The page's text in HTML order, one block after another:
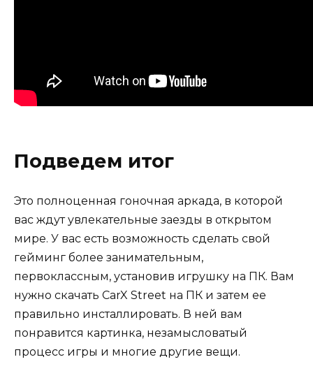
Подведем итог
Это полноценная гоночная аркада, в которой
вас ждут увлекательные заезды в открытом
мире. У вас есть возможность сделать свой
гейминг более занимательным,
первоклассным, установив игрушку на ПК. Вам
нужно скачать CarX Street на ПК и затем ее
правильно инсталлировать. В ней вам
понравится картинка, незамысловатый
процесс игры и многие другие вещи.